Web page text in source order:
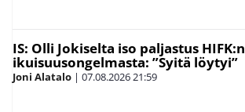
IS: Olli Jokiselta iso paljastus HIFK:n
ikuisuusongelmasta: ”Syitä löytyi”
Joni Alatalo | 07.08.202621:59